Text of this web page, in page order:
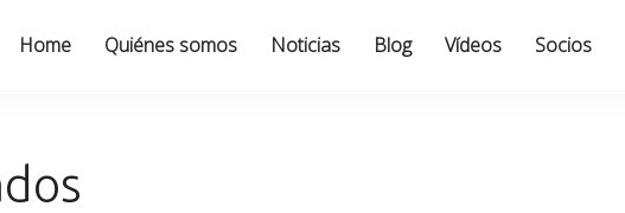
Home Quiénes somos Noticias Blog Vídeos Socios